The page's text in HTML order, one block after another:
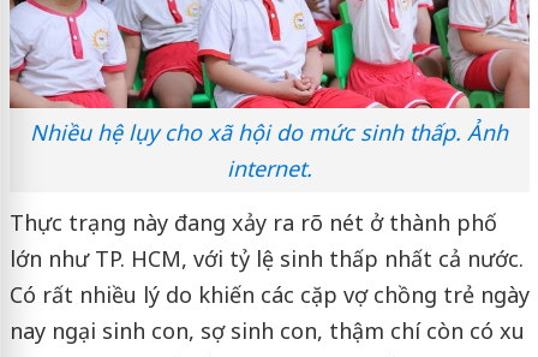
Nhiều hệ lụy cho xã hội do mức sinh thấp. Ảnh
internet.
Thực trạng này đang xảy ra rõ nét ở thành phố
lớn như TP. HCM, với tỷ lệ sinh thấp nhất cả nước.
Có rất nhiều lý do khiến các cặp vợ chồng trẻ ngày
nay ngại sinh con, sợ sinh con, thậm chí còn có xu